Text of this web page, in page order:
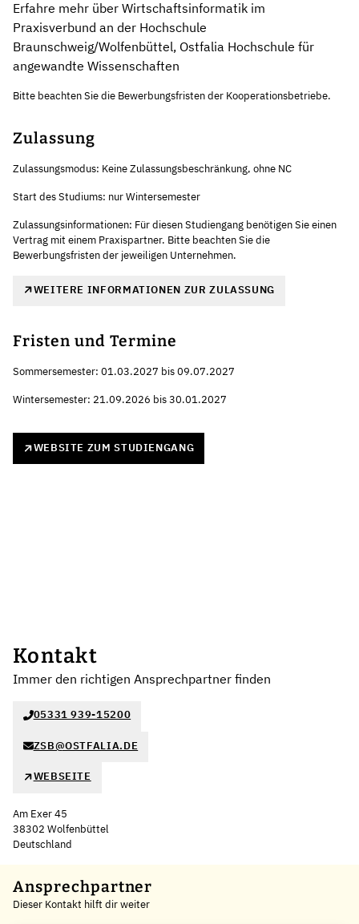
Erfahre mehr über Wirtschaftsinformatik im
Praxisverbund an der Hochschule
Braunschweig/Wolfenbüttel, Ostfalia Hochschule für
angewandte Wissenschaften
Bitte beachten Sie die Bewerbungsfristen der Kooperationsbetriebe.
Zulassung
Zulassungsmodus: Keine Zulassungsbeschränkung, ohne NC
Start des Studiums: nur Wintersemester
Zulassungsinformationen: Für diesen Studiengang benötigen Sie einen
Vertrag mit einem Praxispartner. Bitte beachten Sie die
Bewerbungsfristen der jeweiligen Unternehmen.
WEITERE INFORMATIONEN ZUR ZULASSUNG
Fristen und Termine
Sommersemester: 01.03.2027 bis 09.07.2027
Wintersemester: 21.09.2026 bis 30.01.2027
WEBSITE ZUM STUDIENGANG
Kontakt
Immer den richtigen Ansprechpartner finden
05331 939-15200
ZSB@OSTFALIA.DE
WEBSEITE
Am Exer 45
38302 Wolfenbüttel
Deutschland
Ansprechpartner
Dieser Kontakt hilft dir weiter